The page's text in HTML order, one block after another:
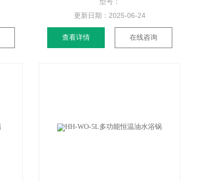
更新日期： 2025-06-24
查看详情 在线咨询